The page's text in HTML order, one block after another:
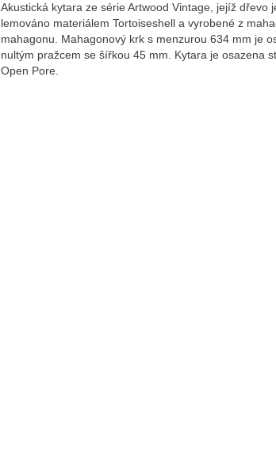
Akustická kytara ze série Artwood Vintage, jejíž
lemováno materiálem Tortoiseshell a vyrobené z
mahagonu. Mahagonový krk s menzurou 634 mm je
nultým pražcem se šířkou 45 mm. Kytara je osazena
Open Pore.